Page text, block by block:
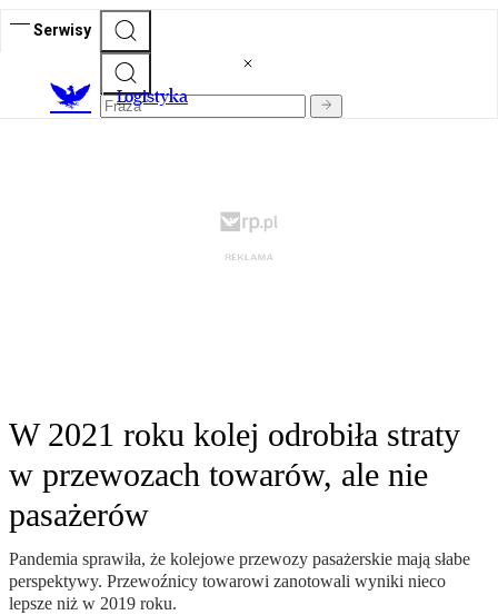
Serwisy
Logistyka
W 2021 roku kolej odrobiła straty
w przewozach towarów, ale nie
pasażerów
Pandemia sprawiła, że kolejowe przewozy pasażerskie mają słabe
perspektywy. Przewoźnicy towarowi zanotowali wyniki nieco
lepsze niż w 2019 roku.